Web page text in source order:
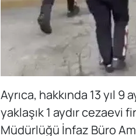
Ayrıca, hakkında 13 yıl
yaklaşık 1 aydır cezaevi
Müdürlüğü İnfaz Büro